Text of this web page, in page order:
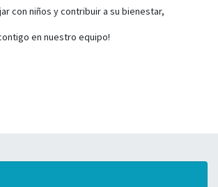
con niños y contribuir a su bienestar,
en nuestro equipo!